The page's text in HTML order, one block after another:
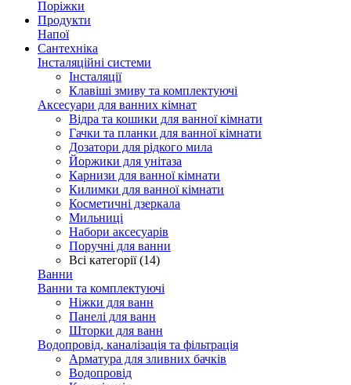
Поріжки
Продукти
Напої
Сантехніка
Інсталяційні системи
Інсталяції
Клавіші змиву та комплектуючі
Аксесуари для ванних кімнат
Відра та кошики для ванної кімнати
Гачки та планки для ванної кімнати
Дозатори для рідкого мила
Йоржики для унітаза
Карнизи для ванної кімнати
Килимки для ванної кімнати
Косметичні дзеркала
Мильниці
Набори аксесуарів
Поручні для ванни
Всі категорії (14)
Ванни
Ванни та комплектуючі
Ніжки для ванн
Панелі для ванн
Шторки для ванн
Водопровід, каналізація та фільтрація
Арматура для зливних бачків
Водопровід